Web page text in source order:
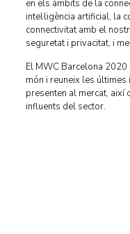
en els àmbits de la
intel·ligència artificial, la
connectivitat amb el
seguretat i privacitat, i
El MWC Barcelona
món i reuneix les
presenten al mercat,
influents del sector.